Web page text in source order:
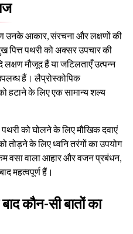
उनके आकार, संरचना और लक्षणों की
पित्त पथरी को अक्सर उपचार की
मौजूद हैं या जटिलताएँ उत्पन्न
हैं। लैप्रोस्कोपिक
हटाने के लिए एक सामान्य शल्य
को घोलने के लिए मौखिक दवाएं
तोड़ने के लिए ध्वनि तरंगों का उपयोग
वसा वाला आहार और वजन प्रबंधन,
महत्वपूर्ण हैं।
कौन-सी बातों का